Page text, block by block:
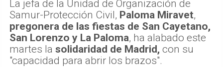
La jefa de la Unidad de Organización de
Samur-Protección Civil, Paloma Miravet,
pregonera de las fiestas de San Cayetano,
San Lorenzo y La Paloma, ha alabado este
martes la solidaridad de Madrid, con su
"capacidad para abrir los brazos".